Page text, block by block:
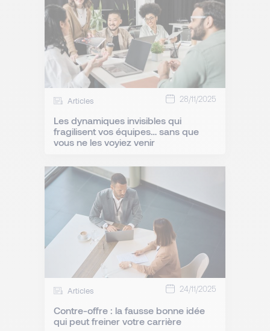
Articles 28/11/2025
Les dynamiques invisibles qui
fragilisent vos équipes… sans que
vous ne les voyiez venir
Articles 24/11/2025
Contre-offre : la fausse bonne idée
qui peut freiner votre carrière